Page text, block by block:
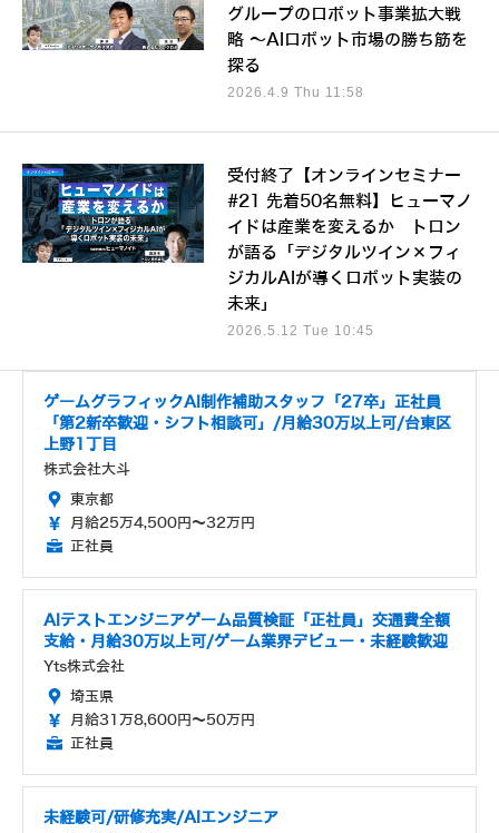
グループのロボット事業拡大戦
略 ～AIロボット市場の勝ち筋を
探る
2026.4.9 Thu 11:58
受付終了【オンラインセミナー
#21 先着50名無料】ヒューマノ
イドは産業を変えるか トロン
が語る「デジタルツイン×フィ
ジカルAIが導くロボット実装の
未来」
2026.5.12 Tue 10:45
ゲームグラフィックAI制作補助スタッフ「27卒」正社員
「第2新卒歓迎・シフト相談可」/月給30万以上可/台東区
上野1丁目
株式会社大斗
東京都
月給25万4,500円～32万円
正社員
AIテストエンジニアゲーム品質検証「正社員」交通費全額
支給・月給30万以上可/ゲーム業界デビュー・未経験歓迎
Yts株式会社
埼玉県
月給31万8,600円～50万円
正社員
未経験可/研修充実/AIエンジニア